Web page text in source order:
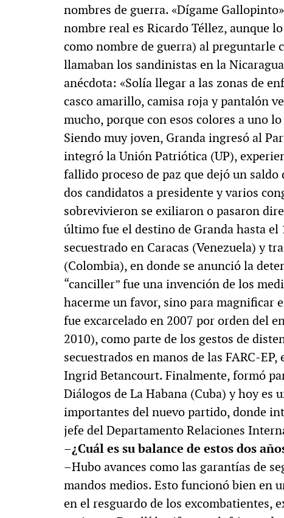
nombres de guerra. «Dígame
nombre real es Ricardo Téllez, aunque
como nombre de guerra) al preguntarle
llamaban los sandinistas en la
anécdota: «Solía llegar a las zonas de
casco amarillo, camisa roja y pantalón
mucho, porque con esos colores a uno
Siendo muy joven, Granda ingresó al
integró la Unión Patriótica (UP),
fallido proceso de paz que dejó un
dos candidatos a presidente y varios
sobrevivieron se exiliaron o pasaron
último fue el destino de Granda hasta el
secuestrado en Caracas (Venezuela) y
(Colombia), en donde se anunció la
“canciller” fue una invención de los
hacerme un favor, sino para magnificar
fue excarcelado en 2007 por orden del
2010), como parte de los gestos de
secuestrados en manos de las FARC-
Ingrid Betancourt. Finalmente, formó
Diálogos de La Habana (Cuba) y hoy es
importantes del nuevo partido, donde
jefe del Departamento Relaciones
–¿Cuál es su balance de estos dos
–Hubo avances como las garantías de
mandos medios. Esto funcionó bien en
en el resguardo de los excombatientes,